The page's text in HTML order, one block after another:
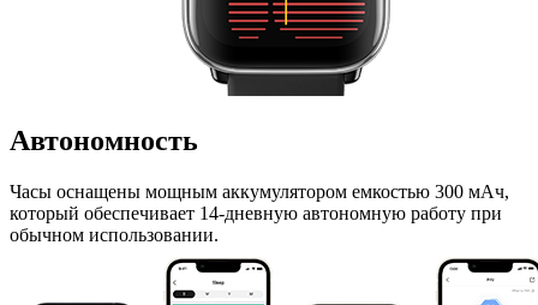
Автономность
Часы оснащены мощным аккумулятором емкостью 300 мАч,
который обеспечивает 14-дневную автономную работу при
обычном использовании.